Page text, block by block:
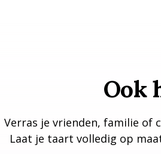
Ook
Verras je vrienden, familie of
Laat je taart volledig op